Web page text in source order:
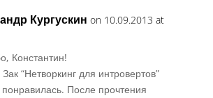
Кургускин on 10.09.2013 at
Константин!
“Нетворкинг для интровертов”
После прочтения